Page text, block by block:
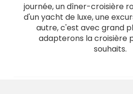
journée, un dîner-croisière
d'un yacht de luxe, une
autre, c'est avec grand
adapterons la croisière
souhaits.